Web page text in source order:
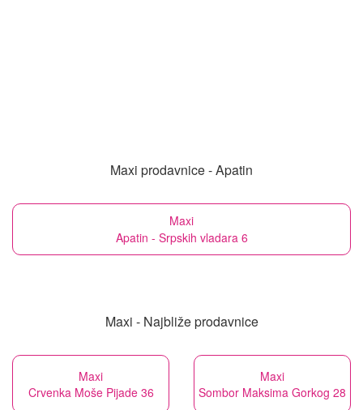
Maxi prodavnice - Apatin
Maxi
Apatin - Srpskih vladara 6
Maxi - Najbliže prodavnice
Maxi
Crvenka Moše Pijade 36
Maxi
Sombor Maksima Gorkog 28